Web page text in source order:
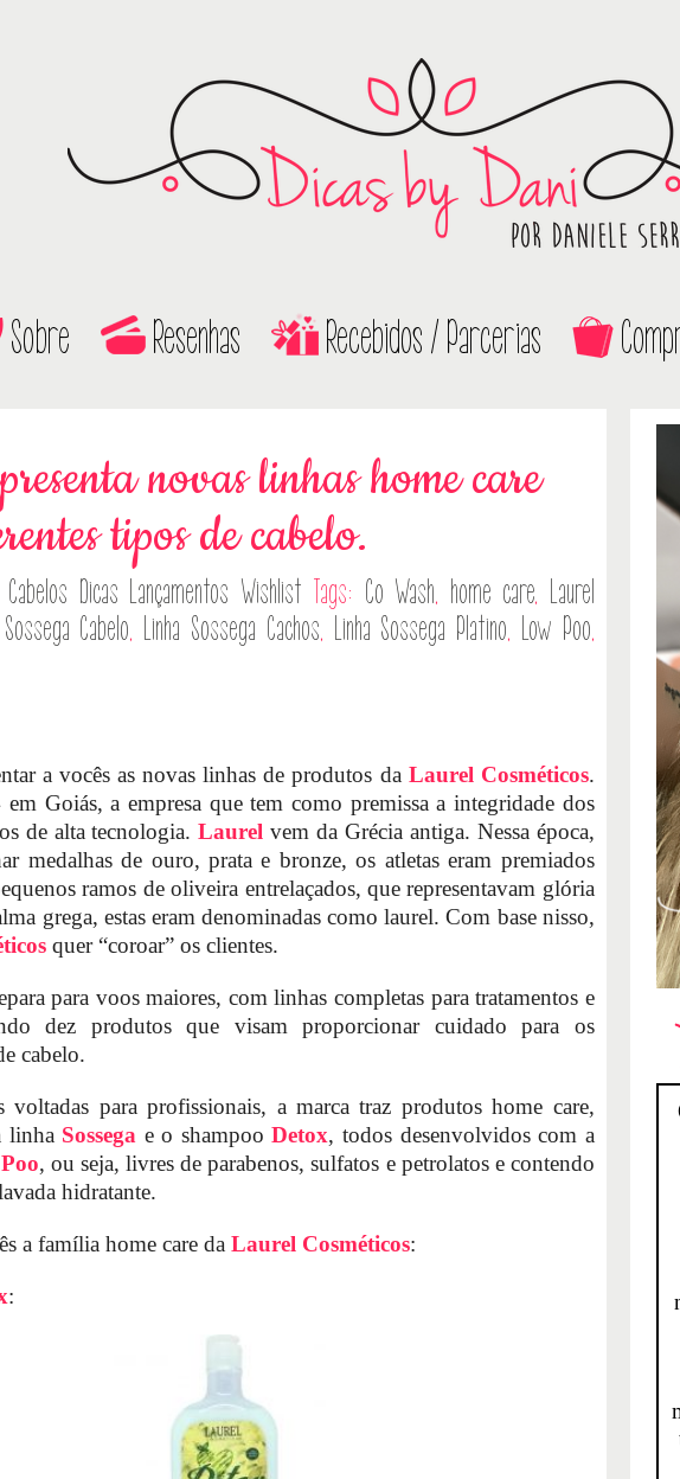
Sobre Resenhas Recebidos / Parcerias
novas linhas home care
tipos de cabelo.
Cabelos Dicas Lançamentos Wishlist Tags: Co Wash, home care,
Laurel
Sossega Cabelo, Linha Sossega Cachos, Linha Sossega Platino, Low Poo,
a vocês as novas linhas de produtos da Laurel Cosméticos.
Goiás, a empresa que tem como premissa a integridade dos
de alta tecnologia.Laurel vem da Grécia antiga. Nessa época,
medalhas de ouro, prata e bronze, os atletas eram premiados
ramos de oliveira entrelaçados, que representavam glória
grega, estas eram denominadas como laurel. Com base nisso,
quer “coroar” os clientes.
para voos maiores, com linhas completas para tratamentos e
dez produtos que visam proporcionar cuidado para os
cabelo.
voltadas para profissionais, a marca traz produtos home care,
linha Sossega e o shampooDetox, todos desenvolvidos com a
, ou seja, livres de parabenos, sulfatos e petrolatos e contendo
hidratante.
a família home care da Laurel Cosméticos:
: